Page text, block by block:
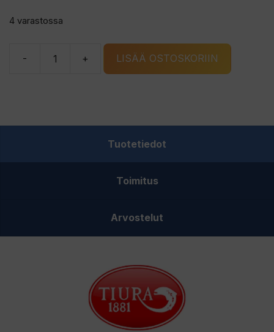
4 varastossa
-
Tiura
+ LISÄÄ OSTOSKORIIN
Tuotetiedot
Toimitus
Arvostelut